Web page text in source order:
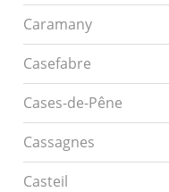
Caramany
Casefabre
Cases-de-Pêne
Cassagnes
Casteil